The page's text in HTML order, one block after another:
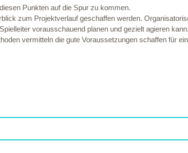
Punkten auf die Spur zu kommen.
zum Projektverlauf geschaffen werden.
vorausschauend planen und gezielt agieren
vermitteln die gute Voraussetzungen schaffen für